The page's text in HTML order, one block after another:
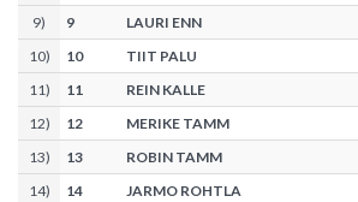
9) 9
LAURI ENN
10) 10
TIIT PALU
11) 11
REIN KALLE
12) 12
MERIKE TAMM
13) 13
ROBIN TAMM
14) 14
JARMO ROHTLA